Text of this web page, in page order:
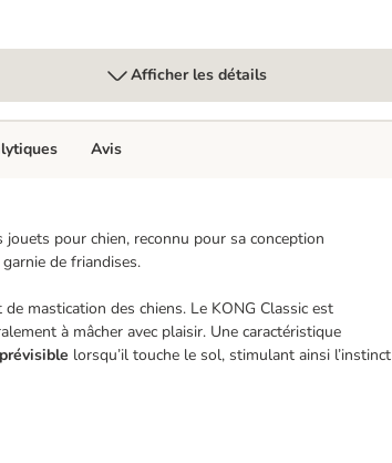
Afficher les détails
pour chien, reconnu pour sa conception
de friandises.
mastication des chiens. Le KONG Classic est
à mâcher avec plaisir. Une caractéristique
lorsqu’il touche le sol, stimulant ainsi l’instinct
Avis